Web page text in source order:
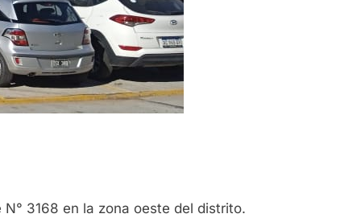
3168 en la zona oeste del distrito.